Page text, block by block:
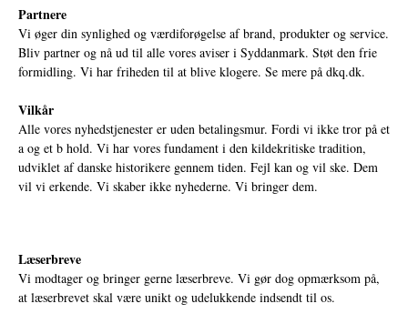
Partnere
Vi øger din synlighed og værdiforøgelse af brand, produkter og service.
Bliv partner og nå ud til alle vores aviser i Syddanmark. Støt den frie
formidling. Vi har friheden til at blive klogere. Se mere på dkq.dk.
Vilkår
Alle vores nyhedstjenester er uden betalingsmur. Fordi vi ikke tror på et
a og et b hold. Vi har vores fundament i den kildekritiske tradition,
udviklet af danske historikere gennem tiden. Fejl kan og vil ske. Dem
vil vi erkende. Vi skaber ikke nyhederne. Vi bringer dem.
Læserbreve
Vi modtager og bringer gerne læserbreve. Vi gør dog opmærksom på,
at læserbrevet skal være unikt og udelukkende indsendt til os.